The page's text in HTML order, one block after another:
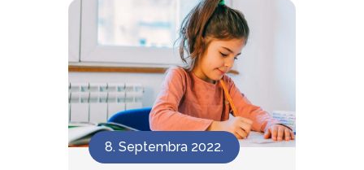
8. Septembra 2022.